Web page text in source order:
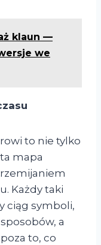
klaun —
we
to nie tylko
mapa
Każdy taki
ciąg symboli,
a
to, co